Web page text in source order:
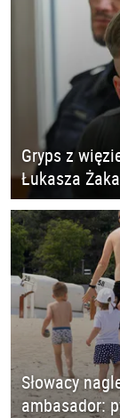
Gryps z
Łukasza Żaka
Słowacy
ambasador: